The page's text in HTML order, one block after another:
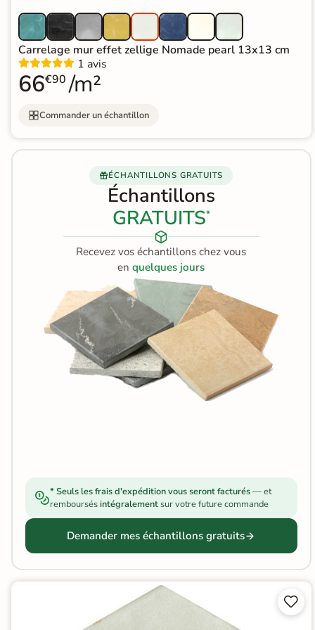
Terre
cuite &
tomette
Parement
mural
PAR FORME &
hexagonal
grand format
Carrelage extra fin
Voir tous les
Carrelage brillant
Visualisez
avant
Carrelage mur effet zellige Nomade pearl 13x13 cm
1 avis
66€90 /m²
Commander un échantillon
ÉCHANTILLONS GRATUITS
Échantillons
GRATUITS*
Recevez vos échantillons chez vous
enquelques jours
* Seuls les frais d'expédition vous seront facturés— et
remboursésintégralementsur votre future commande
Demander mes échantillons gratuits

